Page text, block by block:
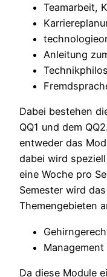
Teamarbeit,
Anleitung
Dabei bestehen
QQ1 und dem
entweder das
dabei wird
eine Woche pro
Semester wird
Themengebieten
Da diese Module